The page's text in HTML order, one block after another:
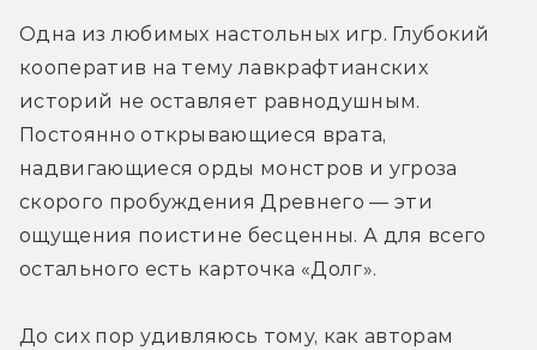
Одна из любимых настольных игр. Глубокий
кооператив на тему лавкрафтианских
историй не оставляет равнодушным.
Постоянно открывающиеся врата,
надвигающиеся орды монстров и угроза
скорого пробуждения Древнего — эти
ощущения поистине бесценны. А для всего
остального есть карточка «Долг».
До сих пор удивляюсь тому, как авторам